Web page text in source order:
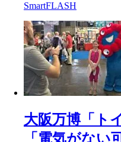
SmartFLASH
大阪万博「ト
「電気がない